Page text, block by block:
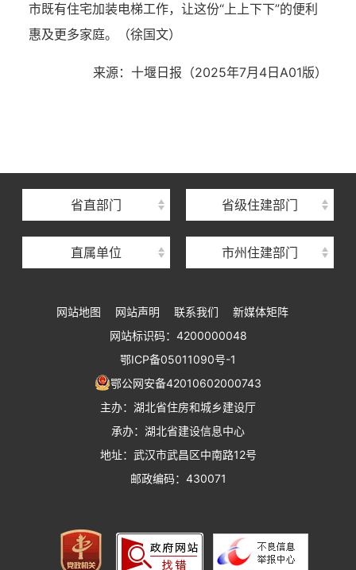
市既有住宅加装电梯工作，让这份“上上下下”的便利
惠及更多家庭。
（徐国文）
来源：十堰日报（2025年7月4日 A01版）
省直部门 省级住建部门
直属单位
湖北省住房保障中心
湖北省建设工程质量安全监督总站
湖北省建设工程标准定额管理总站
湖北省住建厅执业资格注册中心
湖北省城乡建设发展中心
湖北城市建设职业技术学院
市州住建部门
网站地图 网站声明 联系我们
新媒体矩阵
网站标识码：4200000048
鄂ICP备05011090号-1
鄂公网安备42010602000743
主办：湖北省住房和城乡建设厅
承办：湖北省建设信息中心
地址：武汉市武昌区中南路12号
邮政编码：430071